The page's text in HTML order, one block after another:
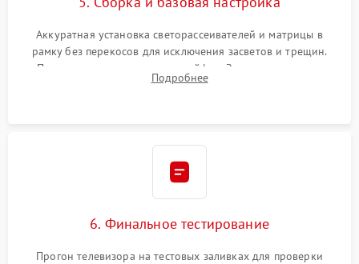
Аккуратная установка светорассеивателей и матрицы в
рамку без перекосов для исключения засветов и трещин.
Подключение внутренних шлейфов. Закрытие корпуса.
Сброс настроек и обновление программного обеспечения.
Подробнее
6. Финальное тестирование
Прогон телевизора на тестовых заливках для проверки